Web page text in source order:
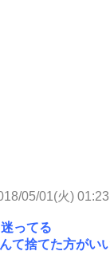
05/01(火)
ってる
て捨てた方がい